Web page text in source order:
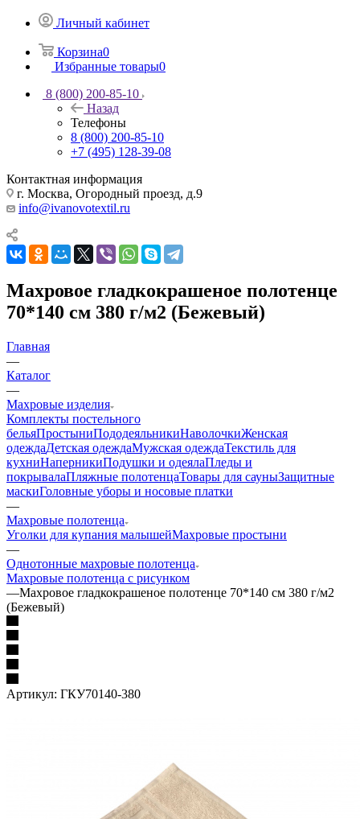
Личный кабинет
Корзина0
Избранные товары0
8 (800) 200-85-10
Назад
Телефоны
8 (800) 200-85-10
+7 (495) 128-39-08
Контактная информация
г. Москва, Огородный проезд, д.9
info@ivanovotextil.ru
Махровое гладкокрашеное полотенце
70*140 см 380 г/м2 (Бежевый)
Главная
—
Каталог
—
Махровые изделия
Комплекты постельного
бельяПростыниПододеяльникиНаволочкиЖенская
одеждаДетская одеждаМужская одеждаТекстиль для
кухниНаперникиПодушки и одеялаПледы и
покрывалаПляжные полотенцаТовары для сауныЗащитные
маскиГоловные уборы и носовые платки
—
Махровые полотенца
Уголки для купания малышейМахровые простыни
—
Однотонные махровые полотенца
Махровые полотенца с рисунком
—Махровое гладкокрашеное полотенце 70*140 см 380 г/м2
(Бежевый)
Артикул: ГКУ70140-380